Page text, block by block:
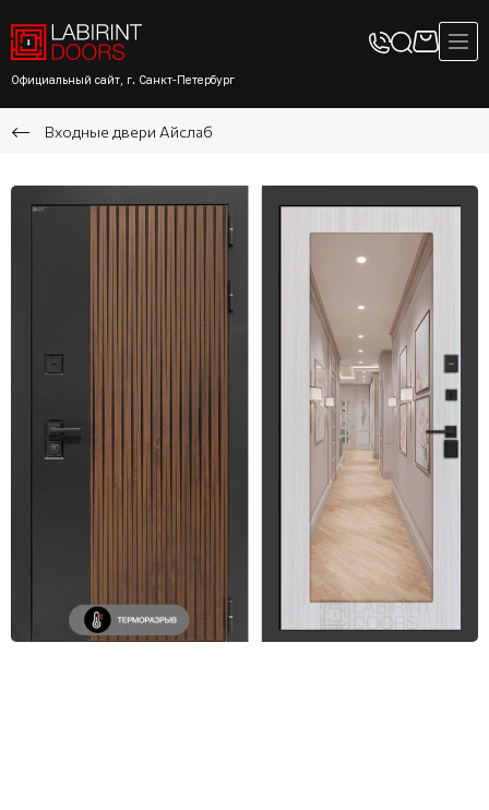
Официальный сайт, г. Санкт-Петербург
Входные двери Айслаб